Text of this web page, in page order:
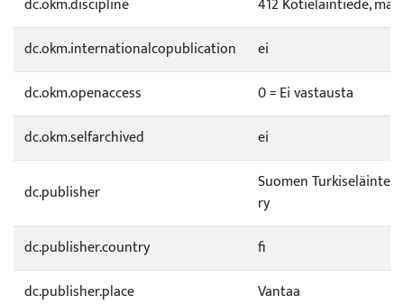
dc.okm.discipline
412 Kotieläintiede,
dc.okm.internationalcopublication
ei
dc.okm.openaccess
0 = Ei vastausta
dc.okm.selfarchived
ei
dc.publisher
Suomen
ry
dc.publisher.country
fi
dc.publisher.place
Vantaa